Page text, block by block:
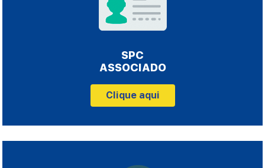
SPC
ASSOCIADO
Clique aqui